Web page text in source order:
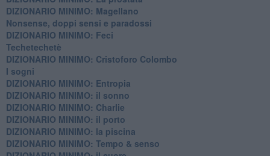
​DIZIONARIO MINIMO: Magellano
Nonsense, doppi sensi e paradossi
DIZIONARIO MINIMO: Feci
Techetechetè
DIZIONARIO MINIMO: Cristoforo Colombo
I sogni
DIZIONARIO MINIMO: Entropia
DIZIONARIO MINIMO: il sonno
DIZIONARIO MINIMO: Charlie
DIZIONARIO MINIMO: il porto
DIZIONARIO MINIMO: la piscina
DIZIONARIO MINIMO: Tempo & senso